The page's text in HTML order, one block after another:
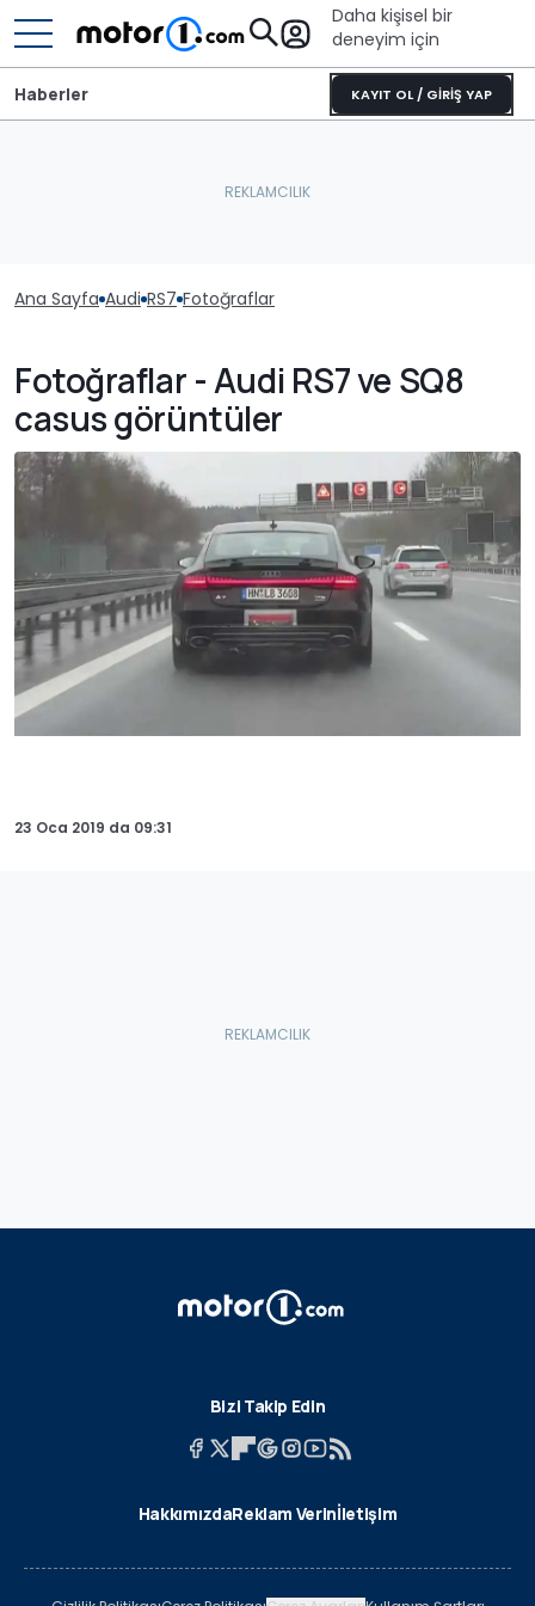
Daha kişisel bir
deneyim için
KAYIT OL / GİRİŞ YAP
Haberler
Ana Sayfa Audi RS7 Fotoğraflar
Fotoğraflar - Audi RS7 ve SQ8
casus görüntüler
23 Oca 2019 da 09:31
Bizi Takip Edin
HakkımızdaReklam Verinİletişim